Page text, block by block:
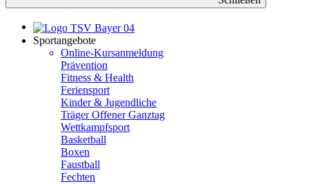
Sportangebote
Online-Kursanmeldung
Prävention
Fitness & Health
Feriensport
Kinder & Jugendliche
Träger Offener Ganztag
Wettkampfsport
Basketball
Boxen
Faustball
Fechten